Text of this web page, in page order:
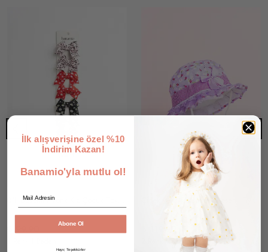
₺ 119.90
2 Renk 1 Beden
İlk alışverişine özel %10
İndirim Kazan!
Banamio'yla mutlu ol!
Abone Ol
Hayır, Teşekkürler